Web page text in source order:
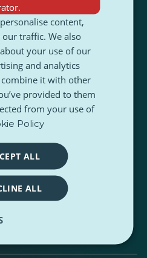
Autoren
content,
traffic. We also
your use of our
and analytics
it with other
provided to them
from your use of
Policy
ALL
ALL